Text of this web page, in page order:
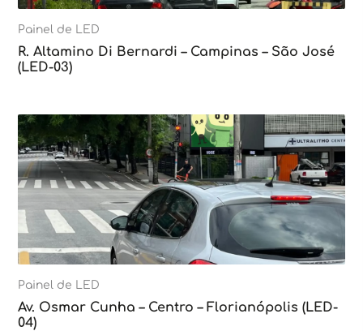
Painel de LED
R. Altamino Di Bernardi – Campinas – São José
(LED-03)
Painel de LED
Av. Osmar Cunha – Centro – Florianópolis (LED-
04)